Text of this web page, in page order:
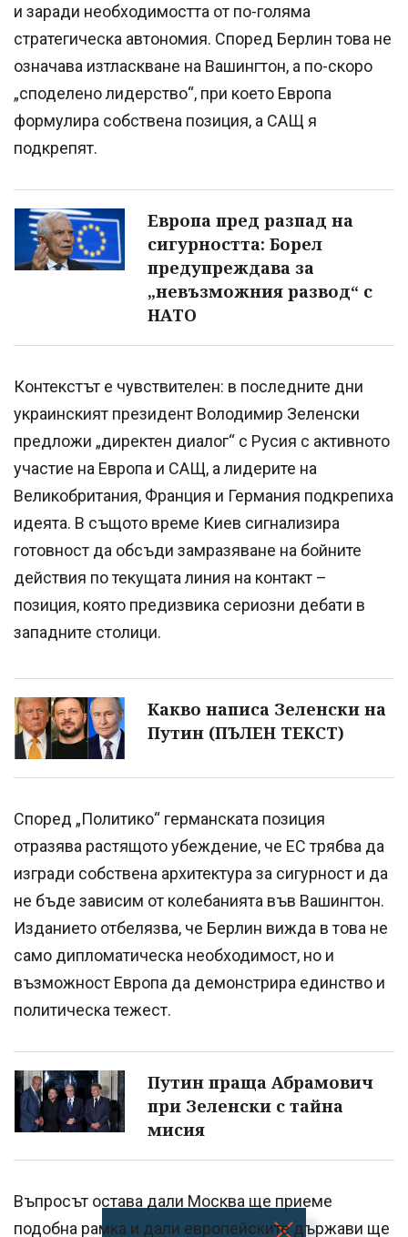
и заради необходимостта от по-голяма
стратегическа автономия. Според Берлин това не
означава изтласкване на Вашингтон, а по-скоро
„споделено лидерство“, при което Европа
формулира собствена позиция, а САЩ я
подкрепят.
Европа пред разпад на
сигурността: Борел
предупреждава за
„невъзможния развод“ с
НАТО
Контекстът е чувствителен: в последните дни
украинският президент Володимир Зеленски
предложи „директен диалог“ с Русия с активното
участие на Европа и САЩ, а лидерите на
Великобритания, Франция и Германия подкрепиха
идеята. В същото време Киев сигнализира
готовност да обсъди замразяване на бойните
действия по текущата линия на контакт –
позиция, която предизвика сериозни дебати в
западните столици.
Какво написа Зеленски на
Путин (ПЪЛЕН ТЕКСТ)
Според „Политико“ германската позиция
отразява растящото убеждение, че ЕС трябва да
изгради собствена архитектура за сигурност и да
не бъде зависим от колебанията във Вашингтон.
Изданието отбелязва, че Берлин вижда в това не
само дипломатическа необходимост, но и
възможност Европа да демонстрира единство и
политическа тежест.
Путин праща Абрамович
при Зеленски с тайна
мисия
Въпросът остава дали Москва ще приеме
подобна рамка и дали европейските държави ще